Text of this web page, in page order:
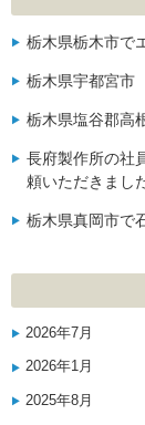
栃木県栃木市で
栃木県宇都宮市
栃木県塩谷郡高
長府製作所の社
頼いただきまし
栃木県真岡市で
2026年7月
2026年1月
2025年8月